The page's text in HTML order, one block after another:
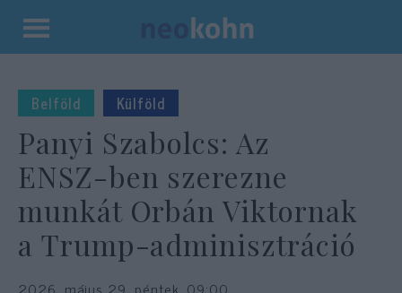
Kilépés
tartalomba
Belföld Külföld
Panyi Szabolcs: Az
ENSZ-ben szerezne
munkát Orbán Viktornak
a Trump-adminisztráció